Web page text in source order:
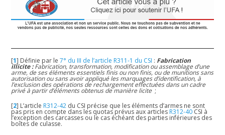
[1] Définie par le7° du III de l’article R311-1 du CSI : Fabrication
illicite :Fabrication, transformation, modification ou assemblage d’une
arme, de ses éléments essentiels finis ou non finis, ou de munitions sans
autorisation ou sans avoir appliqué les marquages d’identification, à
l’exclusion des opérations de rechargement effectuées dans un cadre
privé à partir d’éléments obtenus de manière licite ;
[2] L’article R312-42 du CSI précise que les éléments d’armes ne sont
pas pris en compte dans les quotas prévus aux articles R312-40 CSI à
l’exception des carcasses ou le cas échéant des parties inférieures des
boîtes de culasse.